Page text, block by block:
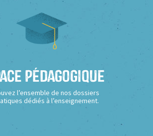
Pédagogique
l’ensemble de nos dossiers
dédiés à l’enseignement.